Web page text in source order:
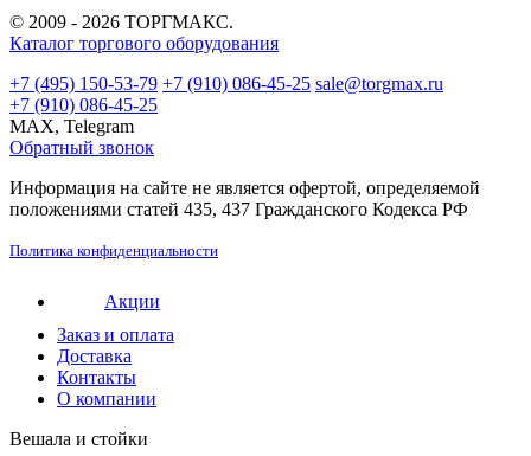
© 2009 - 2026 ТОРГМАКС.
Каталог торгового оборудования
+7 (495) 150-53-79 +7 (910) 086-45-25 sale@torgmax.ru
+7 (910) 086-45-25
MAX, Telegram
Обратный звонок
Информация на сайте не является офертой, определяемой
положениями статей 435, 437 Гражданского Кодекса РФ
Политика конфиденциальности
Акции
Заказ и оплата
Доставка
Контакты
О компании
Вешала и стойки